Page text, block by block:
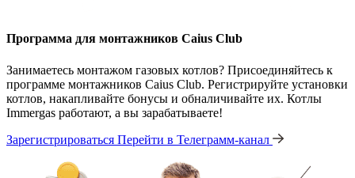
Программа для монтажников Caius Club
Занимаетесь монтажом газовых котлов? Присоединяйтесь к
программе монтажников Caius Club. Регистрируйте установки
котлов, накапливайте бонусы и обналичивайте их. Котлы
Immergas работают, а вы зарабатываете!
Зарегистрироваться Перейти в Телеграмм-канал